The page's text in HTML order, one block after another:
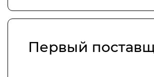
Первый